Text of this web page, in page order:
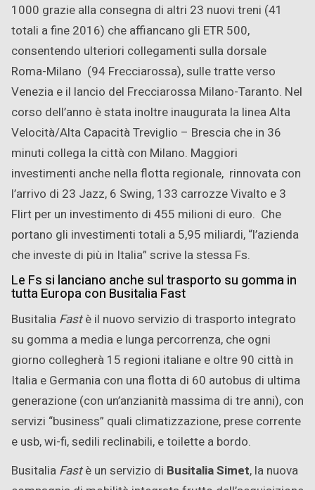
1000 grazie alla consegna di altri 23 nuovi treni (41
totali a fine 2016) che affiancano gli ETR 500,
consentendo ulteriori collegamenti sulla dorsale
Roma-Milano (94 Frecciarossa), sulle tratte verso
Venezia e il lancio del Frecciarossa Milano-Taranto. Nel
corso dell’anno è stata inoltre inaugurata la linea Alta
Velocità/Alta Capacità Treviglio – Brescia che in 36
minuti collega la città con Milano. Maggiori
investimenti anche nella flotta regionale, rinnovata con
l’arrivo di 23 Jazz, 6 Swing, 133 carrozze Vivalto e 3
Flirt per un investimento di 455 milioni di euro. Che
portano gli investimenti totali a 5,95 miliardi, “l’azienda
che investe di più in Italia” scrive la stessa Fs.
Le Fs si lanciano anche sul trasporto su gomma in
tutta Europa con Busitalia Fast
Busitalia Fastè il nuovo servizio di trasporto integrato
su gomma a media e lunga percorrenza, che ogni
giorno collegherà 15 regioni italiane e oltre 90 città in
Italia e Germania con una flotta di 60 autobus di ultima
generazione (con un’anzianità massima di tre anni), con
servizi “business” quali climatizzazione, prese corrente
e usb, wi-fi, sedili reclinabili, e toilette a bordo.
Busitalia Fastè un servizio di Busitalia Simet, la nuova